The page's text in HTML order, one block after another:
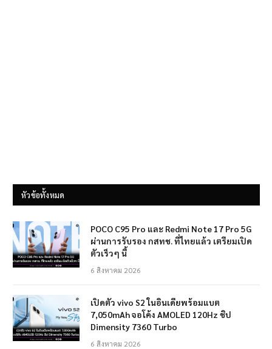
หัวข้อทั้งหมด
POCO C95 Pro และ Redmi Note 17 Pro 5G
ผ่านการรับรอง กสทช. ที่ไทยแล้ว เตรียมเปิด
ตัวเร็วๆ นี้
6 สิงหาคม 2026
เปิดตัว vivo S2 ในอินเดียพร้อมแบต
7,050mAh จอโค้ง AMOLED 120Hz ชิป
Dimensity 7360 Turbo
6 สิงหาคม 2026